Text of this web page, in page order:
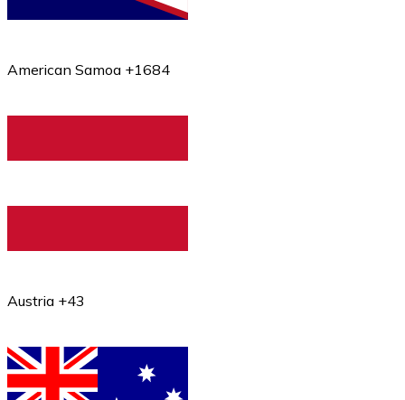
American Samoa +1684
Austria +43